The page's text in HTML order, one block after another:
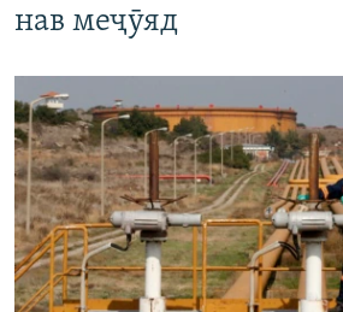
нав меҷӯяд